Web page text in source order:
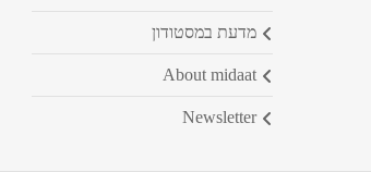
מדעת במסטודון
about midaat
newsletter